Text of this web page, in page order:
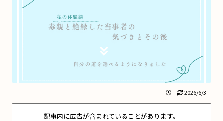
2026/6/3
記事内に広告が含まれていることがあります。